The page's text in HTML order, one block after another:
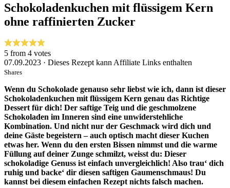
Schokoladenkuchen mit flüssigem Kern
ohne raffinierten Zucker
5 from 4 votes
07.09.2023 · Dieses Rezept kann Affiliate Links enthalten
Shares
Wenn du Schokolade genauso sehr liebst wie ich, dann ist dieser
Schokoladenkuchen mit flüssigem Kern genau das Richtige
Dessert für dich! Der saftige Teig und die geschmolzene
Schokoladen im Inneren sind eine unwiderstehliche
Kombination. Und nicht nur der Geschmack wird dich und
deine Gäste begeistern – auch optisch macht dieser Kuchen
etwas her. Wenn du den ersten Bissen nimmst und die warme
Füllung auf deiner Zunge schmilzt, weisst du: Dieser
schokoladige Genuss ist einfach unvergleichlich! Also trau‘ dich
ruhig und backe‘ dir diesen saftigen Gaumenschmaus! Du
kannst bei diesem einfachen Rezept nichts falsch machen.